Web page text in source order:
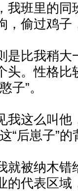
班里的同
，偷过鸡子
比我稍大
头。性格
子”。
这么叫他
“后崽子”
被纳木错
的代表区